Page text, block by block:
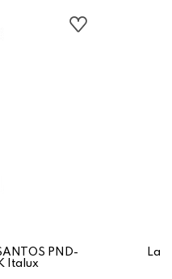
PND-
Italux